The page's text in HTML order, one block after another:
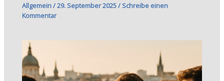
Allgemein/29. September 2025/ Schreibe einen
Kommentar